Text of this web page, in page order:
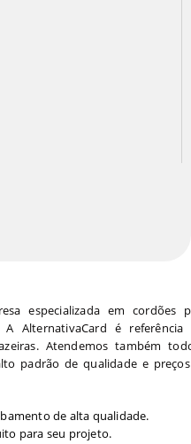
especializada em cordões
AlternativaCard é referência
Atendemos também
padrão de qualidade e
de alta qualidade.
para seu projeto.